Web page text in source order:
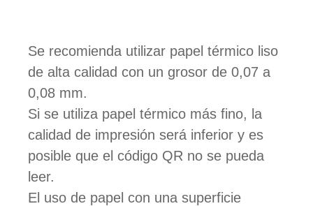
Se recomienda utilizar papel térmico liso
de alta calidad con un grosor de 0,07 a
0,08 mm.
Si se utiliza papel térmico más fino, la
calidad de impresión será inferior y es
posible que el código QR no se pueda
leer.
El uso de papel con una superficie